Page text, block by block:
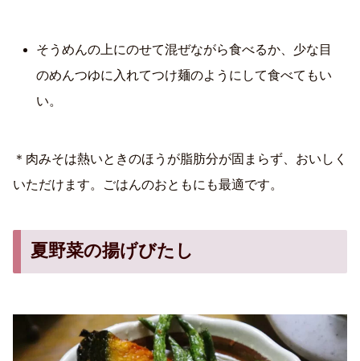
そうめんの上にのせて混ぜながら食べるか、少な目
のめんつゆに入れてつけ麺のようにして食べてもい
い。
＊肉みそは熱いときのほうが脂肪分が固まらず、おいしく
いただけます。ごはんのおともにも最適です。
夏野菜の揚げびたし